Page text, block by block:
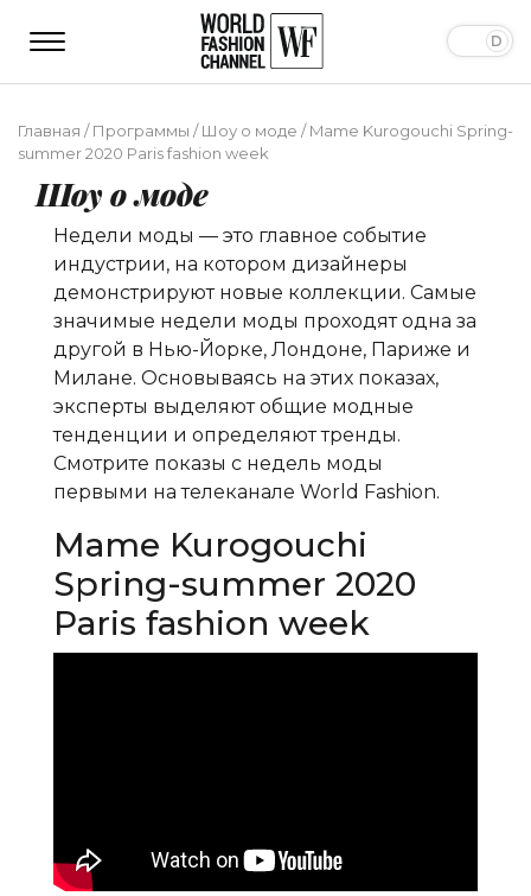
Главная /Программы /Шоу о моде /Mame Kurogouchi Spring-
summer 2020 Paris fashion week
Шоу о моде
Недели моды — это главное событие
индустрии, на котором дизайнеры
демонстрируют новые коллекции. Самые
значимые недели моды проходят одна за
другой в Нью-Йорке, Лондоне, Париже и
Милане. Основываясь на этих показах,
эксперты выделяют общие модные
тенденции и определяют тренды.
Смотрите показы с недель моды
первыми на телеканале World Fashion.
Mame Kurogouchi
Spring-summer 2020
Paris fashion week